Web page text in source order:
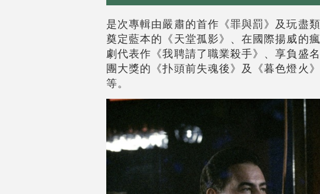
是次專輯由嚴肅的首作《罪與罰》及玩盡
奠定藍本的《天堂孤影》、在國際揚威的
劇代表作《我聘請了職業殺手》、享負盛
團大獎的《扑頭前失魂後》及《暮色燈火
等。